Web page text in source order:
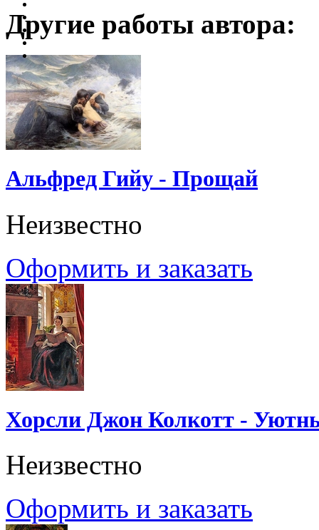
Другие работы автора:
Альфред Гийу - Прощай
Неизвестно
Оформить и заказать
Хорсли Джон Колкотт -
Неизвестно
Оформить и заказать